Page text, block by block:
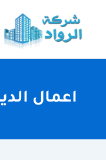
المحتوى
اعمال